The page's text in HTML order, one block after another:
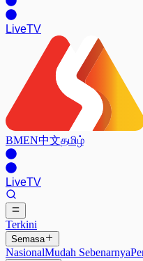
LiveTV
BMEN中文தமிழ்
LiveTV
Terkini
Semasa
NasionalMudah Sebenarnya